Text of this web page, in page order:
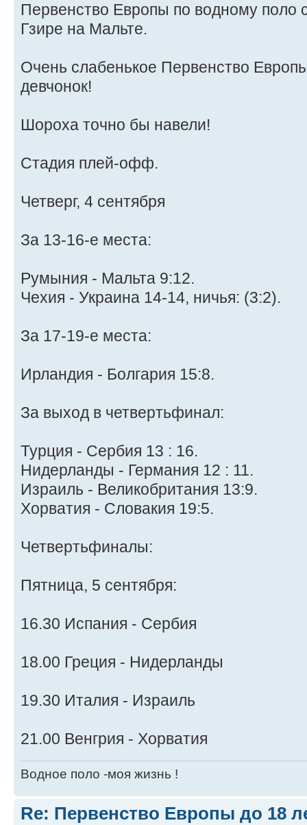
Первенство Европы по водному поло
Гзире на Мальте.
Очень слабенькое Первенство
девчонок!
Шороха точно бы навели!
Стадия плей-офф.
Четверг, 4 сентября
За 13-16-е места:
Румыния - Мальта 9:12.
Чехия - Украина 14-14, ничья: (3:2).
За 17-19-е места:
Ирландия - Болгария 15:8.
За выход в четвертьфинал:
Турция - Сербия 13 : 16.
Нидерланды - Германия 12 : 11.
Израиль - Великобритания 13:9.
Хорватия - Словакия 19:5.
Четвертьфиналы:
Пятница, 5 сентября:
16.30 Испания - Сербия
18.00 Греция - Нидерланды
19.30 Италия - Израиль
21.00 Венгрия - Хорватия
Водное поло -моя жизнь !
Re: Первенство Европы до 18